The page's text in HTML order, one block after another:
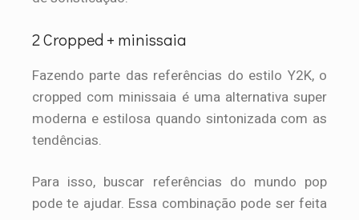
2 Cropped + minissaia
Fazendo parte das referências do estilo Y2K, o
cropped com minissaia é uma alternativa super
moderna e estilosa quando sintonizada com as
tendências.
Para isso, buscar referências do mundo pop
pode te ajudar. Essa combinação pode ser feita